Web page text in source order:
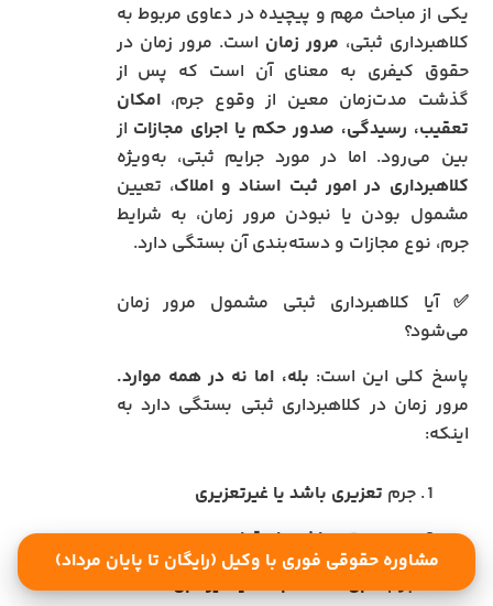
یکی از مباحث مهم و پیچیده در دعاوی مربوط به
کلاهبرداری ثبتی، مرور زمان است. مرور زمان در
حقوق کیفری به معنای آن است که پس از
گذشت مدت‌زمان معین از وقوع جرم،امکان
تعقیب، رسیدگی، صدور حکم یا اجرای مجازات از
بین می‌رود. اما در مورد جرایم ثبتی، به‌ویژه
کلاهبرداری در امور ثبت اسناد و املاک، تعیین
مشمول بودن یا نبودن مرور زمان، به شرایط
جرم، نوع مجازات و دسته‌بندی آن بستگی دارد.
✅ آیا کلاهبرداری ثبتی مشمول مرور زمان
می‌شود؟
پاسخ کلی این است: بله، اما نه در همه موارد.
مرور زمان در کلاهبرداری ثبتی بستگی دارد به
اینکه:
جرم تعزیری باشد یا غیرتعزیری
جرممستمر باشد یا مقطعی
جرمقابل گذشت باشد یا غیرقابل گذشت
مشاوره حقوقی فوری با وکیل (رایگان تا پایان مرداد)